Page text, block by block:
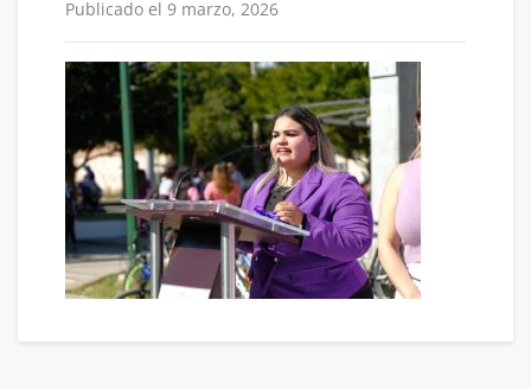
Publicado el 9 marzo, 2026